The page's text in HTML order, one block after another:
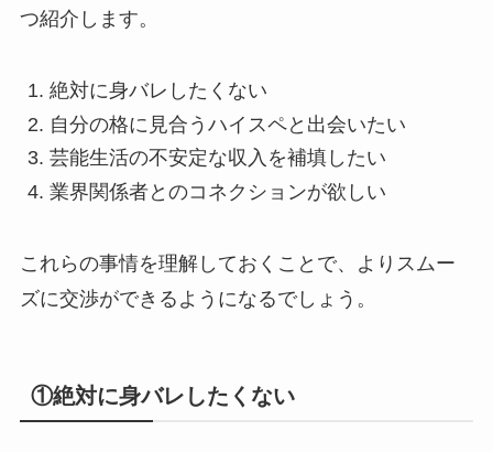
つ紹介します。
絶対に身バレしたくない
自分の格に見合うハイスペと出会いたい
芸能生活の不安定な収入を補填したい
業界関係者とのコネクションが欲しい
これらの事情を理解しておくことで、よりスムー
ズに交渉ができるようになるでしょう。
①絶対に身バレしたくない